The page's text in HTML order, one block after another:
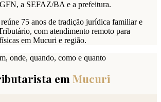
a SEFAZ/BA e a prefeitura.
75 anos de tradição jurídica familiar e
com atendimento remoto para
em Mucuri e região.
onde, quando, como e quanto
em Mucuri